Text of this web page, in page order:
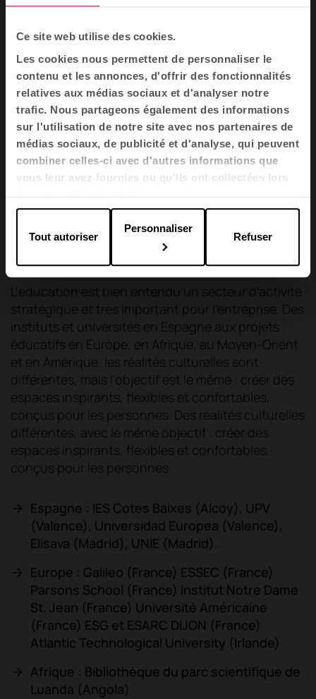
Ce site web utilise des cookies.
Les cookies nous permettent de personnaliser le
contenu et les annonces, d'offrir des fonctionnalités
relatives aux médias sociaux et d'analyser notre
trafic. Nous partageons également des informations
sur l'utilisation de notre site avec nos partenaires de
médias sociaux, de publicité et d'analyse, qui peuvent
combiner celles-ci avec d'autres informations que
vous leur avez fournies ou qu'ils ont collectées lors
de votre utilisation de leurs services.
Tout autoriser
Personnaliser
Refuser
ergonomique, l'acoustique et le confort de
l'environnement sont à la fois des facteurs de
performance et de santé.
Télécharger L'éducation nouvelle
Engagement pour l'éducation : RSE et
philanthropie chez Actiu
L'éducation, un secteur important de notre
L'éducation est bien entendu un secteur d'activité
stratégique et très important pour l'entreprise. Des
instituts et universités en Espagne aux projets
éducatifs en Europe, en Afrique, au Moyen-Orient
et en Amérique, les réalités culturelles sont
différentes, mais l'objectif est le même : créer des
espaces inspirants, flexibles et confortables,
conçus pour les personnes. Des réalités culturelles
différentes, avec le même objectif : créer des
espaces inspirants, flexibles et confortables,
conçus pour les personnes.
Espagne : IES Cotes Baixes (Alcoy), UPV
(Valence), Universidad Europea (Valence),
Elisava (Madrid), UNIE (Madrid).
Europe : Galileo (France) ESSEC (France)
Parsons School (France) Institut Notre Dame
St. Jean (France) Université Américaine
(France) ESG et ESARC DIJON (France)
Atlantic Technological University (Irlande)
Afrique : Bibliothèque du parc scientifique de
Luanda (Angola)